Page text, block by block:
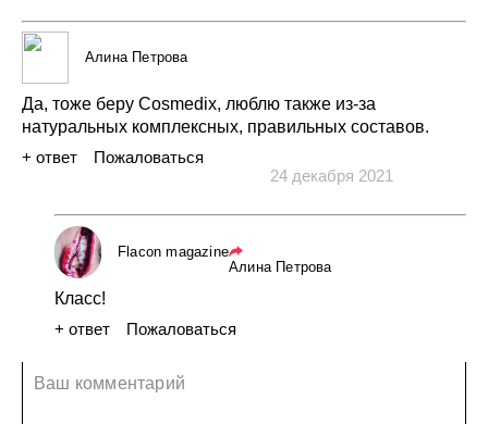
Алина Петрова
Да, тоже беру Cosmedix, люблю также из-за
натуральных комплексных, правильных составов.
+ ответ
Пожаловаться
24 декабря 2021
Flacon magazine
Алина Петрова
Класс!
+ ответ
Пожаловаться